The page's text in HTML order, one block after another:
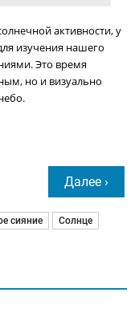
активности, у
изучения нашего
Это время
но и визуально
Далее ›
сияние Солнце